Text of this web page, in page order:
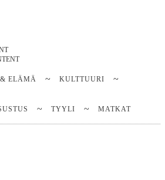
Jussila
ELÄMÄ KULTTUURI
TYYLI MATKAT